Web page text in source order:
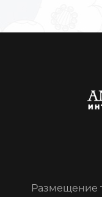
Размещение